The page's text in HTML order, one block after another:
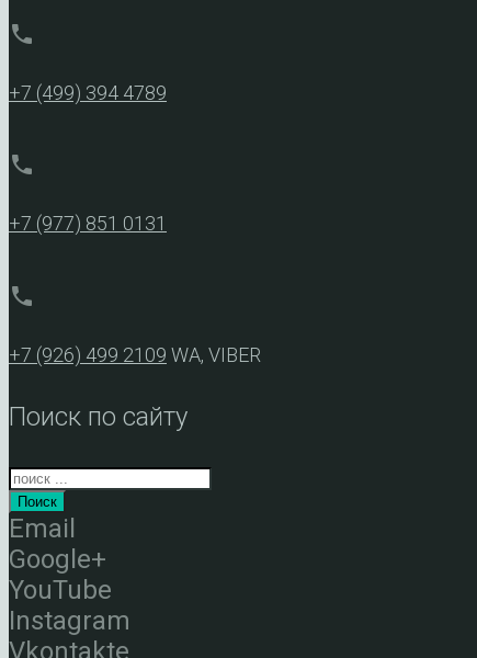
phone
+7 (499) 394 4789
phone
+7 (977) 851 0131
phone
+7 (926) 499 2109 WA, VIBER
Поиск по сайту
Поиск
Email
Google+
YouTube
Instagram
Vkontakte